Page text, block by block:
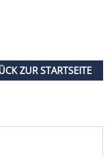
ZUR STARTSEITE